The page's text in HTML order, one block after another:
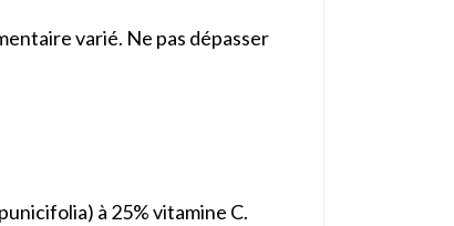
varié. Ne pas dépasser
à 25% vitamine C.